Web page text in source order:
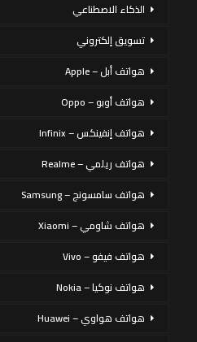
الذكاء الاصطناعي
تسويق إلكتروني
هواتف أبل – Apple
هواتف أوبو – Oppo
هواتف إنفينكس – Infinix
هواتف ريلمي – Realme
هواتف سامسونج – Samsung
هواتف شاومي – Xiaomi
هواتف فيفو – Vivo
هواتف نوكيا – Nokia
هواتف هواوي – Huawei